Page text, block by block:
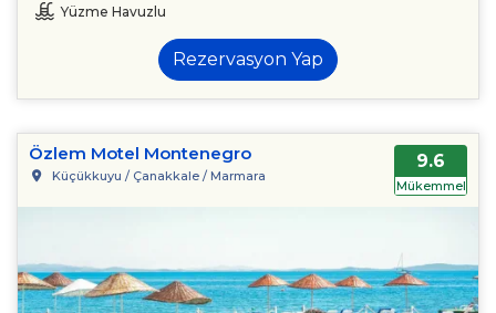
Yüzme Havuzlu
Rezervasyon Yap
Özlem Motel Montenegro
Küçükkuyu / Çanakkale / Marmara
9.6
Mükemmel